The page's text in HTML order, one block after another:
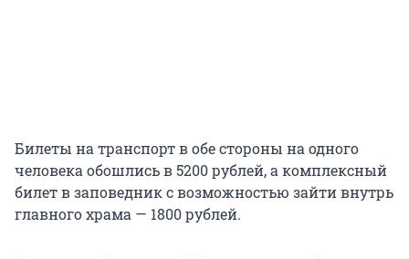
Билеты на транспорт в обе стороны на одного
человека обошлись в 5200 рублей, а комплексный
билет в заповедник с возможностью зайти внутрь
главного храма — 1800 рублей.